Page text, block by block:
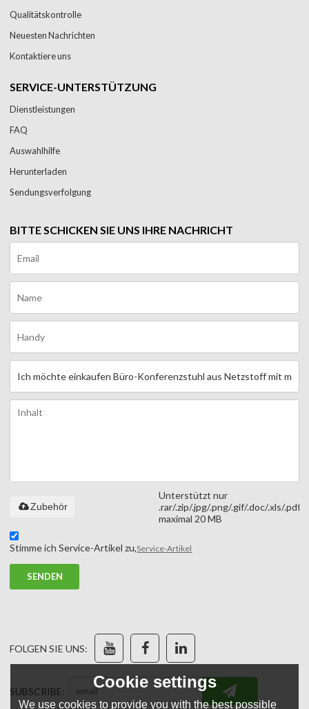
Qualitätskontrolle
Neuesten Nachrichten
Kontaktiere uns
SERVICE-UNTERSTÜTZUNG
Dienstleistungen
FAQ
Auswahlhilfe
Herunterladen
Sendungsverfolgung
BITTE SCHICKEN SIE UNS IHRE NACHRICHT
Unterstützt nur
.rar/.zip/.jpg/.png/.gif/.doc/.xls/.pdf,
maximal 20 MB
Zubehör
Stimme ich Service-Artikel zu,Service-Artikel
SENDEN
FOLGEN SIE UNS:
SUBSCRIBE:
Cookie settings
We use cookies to provide you with the best possible